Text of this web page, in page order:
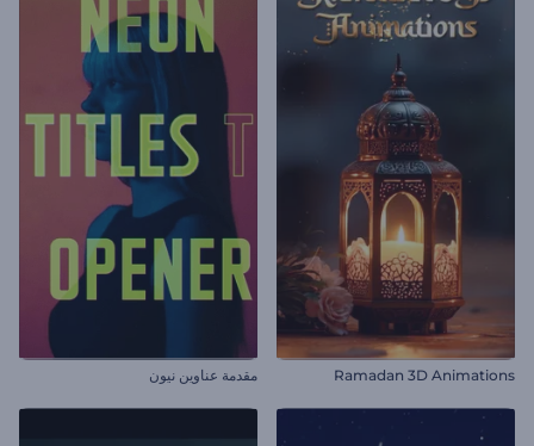
Ramadan 3D Animations مقدمة عناوين نيون